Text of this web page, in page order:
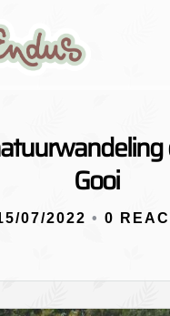
Gooi
07/2022 • 0